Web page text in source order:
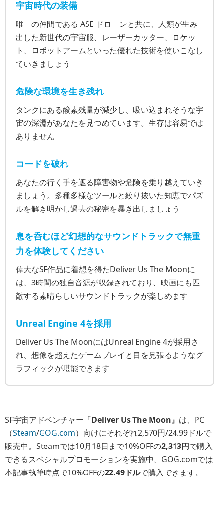
宇宙時代の装備
唯一の仲間である ASE ドローンと共に、人類が生み
出した新世代の宇宙服、レーザーカッター、ロケッ
ト、ロボットアームといった優れた技術を使いこなし
ていきましょう
危険な環境を生き残れ
タンクにある酸素残量が減少し、吸い込まれそうな宇
宙の深淵があなたを見つめています。生存は容易では
ありません
コードを破れ
あなたの行く手を遮る障害物や危険を乗り越えていき
ましょう。多種多様なツールと絞り抜いた知恵でパズ
ルを解き明かし過去の秘密を暴き出しましょう
息を呑むほど幻想的なサウンドトラックで無重
力を体験してください
偉大なSF作品に着想を得たDeliver Us The Moonに
は、3時間の独自音源が収録されており、映画にも匹
敵する素晴らしいサウンドトラックが楽しめます
Unreal Engine 4を採用
Deliver Us The MoonにはUnreal Engine 4が採用さ
れ、想像を超えたゲームプレイと目を見張るようなグ
ラフィックが堪能できます
SF宇宙アドベンチャー『Deliver Us The Moon』は、PC
（Steam/GOG.com）向けにそれぞれ2,570円/24.99ドルで
販売中。Steamでは10月18日まで10%OFFの2,313円で購入
できるスペシャルプロモーションを実施中、GOG.comでは
本記事執筆時点で10%OFFの22.49ドルで購入できます。